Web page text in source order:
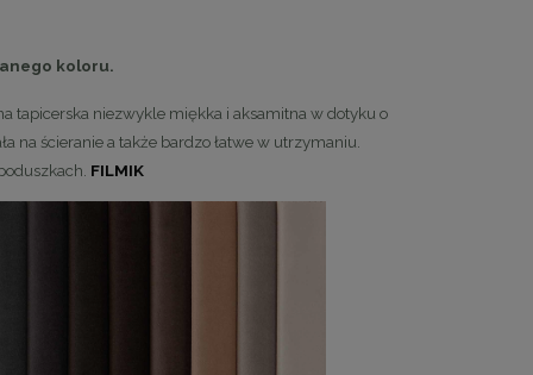
koloru.
tapicerska niezwykle miękka i aksamitna w dotyku o
na ścieranie a także bardzo łatwe w utrzymaniu.
FILMIK